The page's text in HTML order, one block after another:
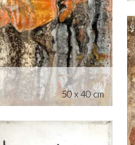
50 x 40 cm